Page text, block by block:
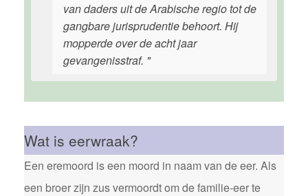
van daders uit de Arabische regio tot de
gangbare jurisprudentie behoort. Hij
mopperde over de acht jaar
gevangenisstraf. "
Wat is eerwraak?
Een eremoord is een moord in naam van de eer. Als
een broer zijn zus vermoordt om de familie-eer te